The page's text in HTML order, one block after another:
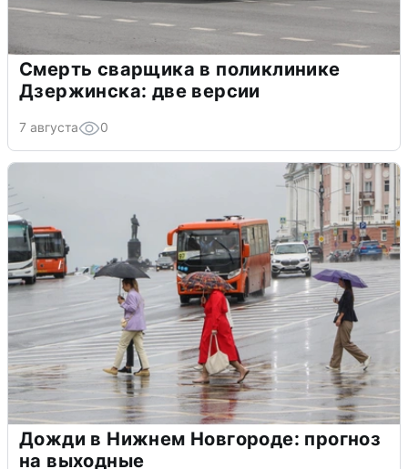
Смерть сварщика в поликлинике
Дзержинска: две версии
7 августа 0
Дожди в Нижнем Новгороде: прогноз
на выходные